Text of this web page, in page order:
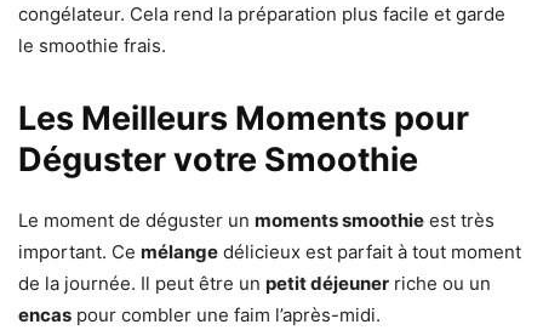
congélateur. Cela rend la préparation plus facile et garde
le smoothie frais.
Les Meilleurs Moments pour
Déguster votre Smoothie
Le moment de déguster un moments smoothie est très
important. Ce mélange délicieux est parfait à tout moment
de la journée. Il peut être un petit déjeuner riche ou un
encas pour combler une faim l’après-midi.